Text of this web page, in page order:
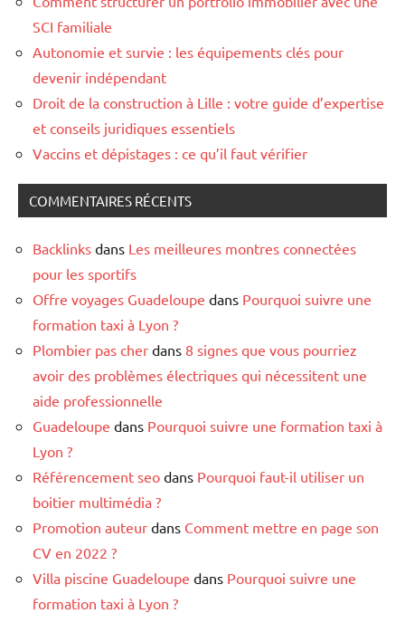
SCI familiale
Autonomie et survie : les équipements clés pour
devenir indépendant
Droit de la construction à Lille : votre guide d’expertise
et conseils juridiques essentiels
Vaccins et dépistages : ce qu’il faut vérifier
COMMENTAIRES RÉCENTS
Backlinks dans Les meilleures montres connectées
pour les sportifs
Offre voyages Guadeloupe dans Pourquoi suivre une
formation taxi à Lyon ?
Plombier pas cher dans 8 signes que vous pourriez
avoir des problèmes électriques qui nécessitent une
aide professionnelle
Guadeloupe dans Pourquoi suivre une formation taxi à
Lyon ?
Référencement seo dans Pourquoi faut-il utiliser un
boitier multimédia ?
Promotion auteur dans Comment mettre en page son
CV en 2022 ?
Villa piscine Guadeloupe dans Pourquoi suivre une
formation taxi à Lyon ?